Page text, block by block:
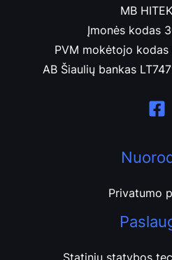
MB
Įmonės kodas
PVM mokėtojo kodas
AB Šiaulių bankas
Privatumo
Statinių statybos